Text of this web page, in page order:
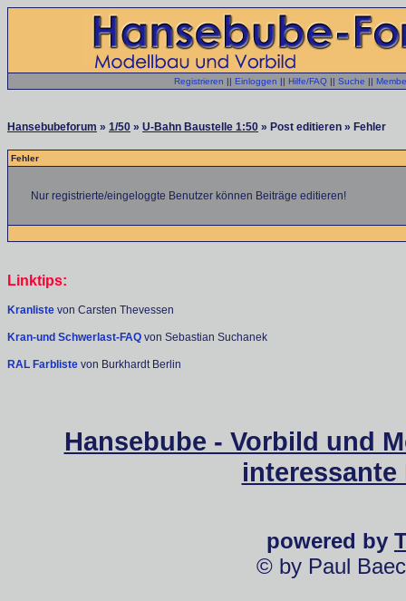
Registrieren || Einloggen || Hilfe/FAQ || Suche ||
Hansebubeforum » 1/50 » U-Bahn Baustelle 1:50 » Post editieren » Fehler
Fehler
Nur registrierte/eingeloggte Benutzer können Beiträge editieren!
Linktips:
Kranliste von Carsten Thevessen
Kran-und Schwerlast-FAQ von Sebastian Suchanek
RAL Farbliste von Burkhardt Berlin
Hansebube - Vorbild und
powered by
© by Paul